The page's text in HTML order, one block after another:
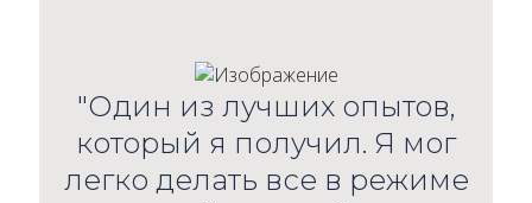
"Один из лучших опытов,
который я получил. Я мог
легко делать все в режиме